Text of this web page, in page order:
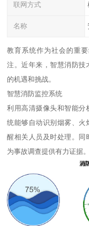
联网方式
名称
教育系统作为社会的重
注。近年来，智慧消防技
的机遇和挑战。
智慧消防监控系统
利用高清摄像头和智能分
统能够自动识别烟雾、火
醒相关人员及时处理。同
为事故调查提供有力证据。